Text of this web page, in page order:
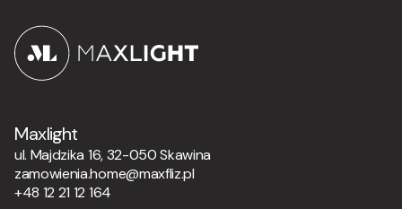
Maxlight
ul. Majdzika 16, 32-050 Skawina
zamowienia.home@maxfliz.pl
+48 12 21 12 164